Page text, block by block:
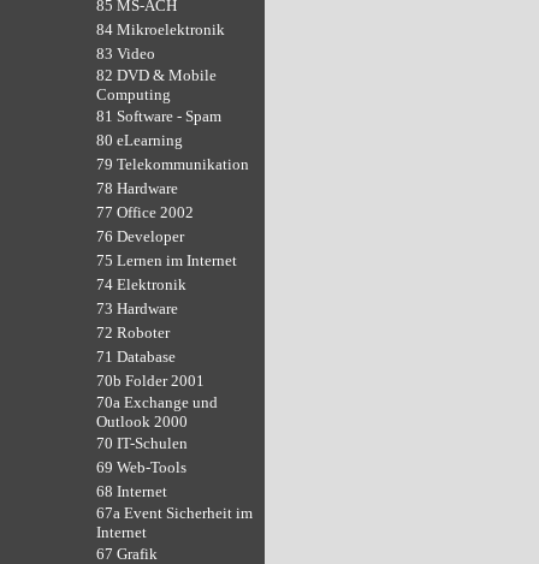
85 MS-ACH
84 Mikroelektronik
83 Video
82 DVD & Mobile
Computing
81 Software - Spam
80 eLearning
79 Telekommunikation
78 Hardware
77 Office 2002
76 Developer
75 Lernen im Internet
74 Elektronik
73 Hardware
72 Roboter
71 Database
70b Folder 2001
70a Exchange und
Outlook 2000
70 IT-Schulen
69 Web-Tools
68 Internet
67a Event Sicherheit im
Internet
67 Grafik